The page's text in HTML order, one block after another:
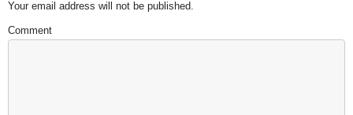
Your email address will not be published.
Comment